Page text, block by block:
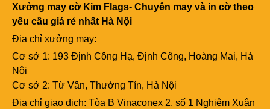
Xưởng may cờ Kim Flags- Chuyên may và in cờ theo
yêu cầu giá rẻ nhất Hà Nội
Địa chỉ xưởng may:
Cơ sở 1: 193 Định Công Hạ, Định Công, Hoàng Mai, Hà
Nội
Cơ sở 2: Từ Vân, Thường Tín, Hà Nội
Địa chỉ giao dịch: Tòa B Vinaconex 2, số 1 Nghiêm Xuân